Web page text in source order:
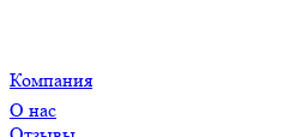
Компания
О нас